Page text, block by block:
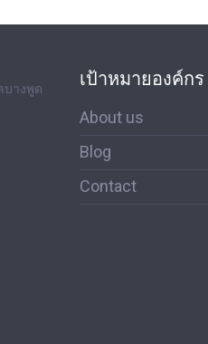
บางพูด
เป้าหมายองค์กร
About us
Blog
Contact